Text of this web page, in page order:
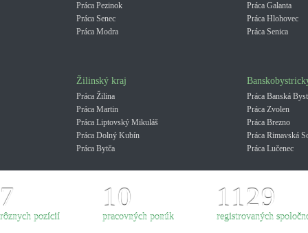
Práca Pezinok
Práca Senec
Práca Modra
Práca Galanta
Práca Hlohovec
Práca Senica
Žilinský kraj
Práca Žilina
Práca Martin
Práca Liptovský Mikuláš
Práca Dolný Kubín
Práca Bytča
Práca Banská
Práca Zvolen
Práca Brezno
Práca Rimavská
Práca Lučenec
7
rôznych pozícií
10
pracovných ponúk
1129
registrovaných